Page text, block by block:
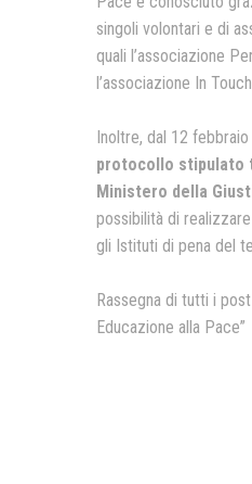
singoli volontari e di
quali l’associazione
l’associazione In
Inoltre, dal 12
protocollo stipulato
Ministero della
possibilità di
gli Istituti di pena del
Rassegna di tutti i
Educazione alla Pace”